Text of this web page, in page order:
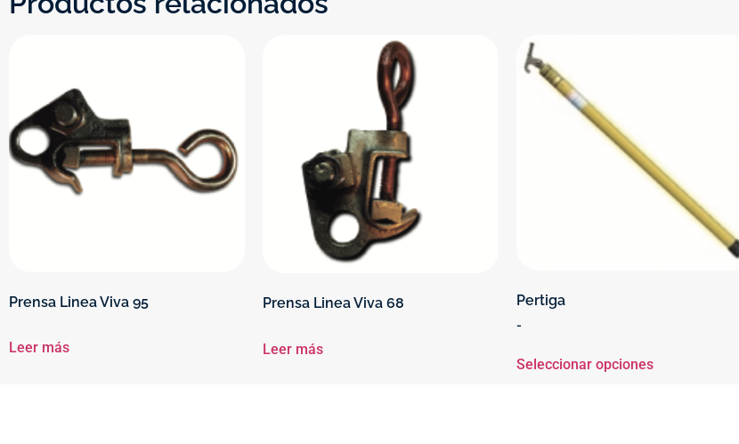
Prensa Linea Viva 95
Leer más
Prensa Linea Viva 68
Leer más
Pertiga
-
Seleccionar opciones